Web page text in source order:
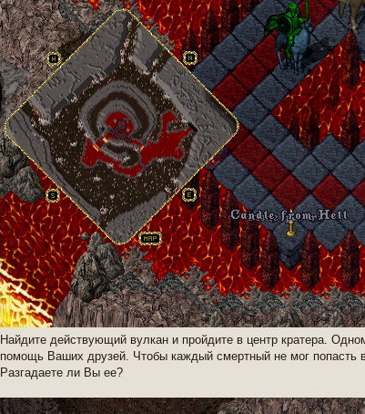
Найдите действующий вулкан и пройдите в центр кратера.
помощь Ваших друзей. Чтобы каждый смертный не мог попасть
Разгадаете ли Вы ее?